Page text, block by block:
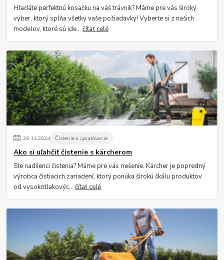
Hľadáte perfektnú kosačku na váš trávnik? Máme pre vás široký
výber, ktorý spĺňa všetky vaše požiadavky! Vyberte si z našich
modelov, ktoré sú ide...čítať celé
26.11.2024 Čistenie a upratovanie
Ako si uľahčiť čistenie s kärcherom
Ste nadšenci čistenia? Máme pre vás riešenie. Kärcher je popredný
výrobca čistiacich zariadení, ktorý ponúka širokú škálu produktov
od vysokotlakovýc...čítať celé